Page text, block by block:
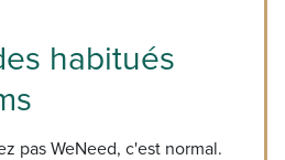
habitués
pas WeNeed, c'est normal.